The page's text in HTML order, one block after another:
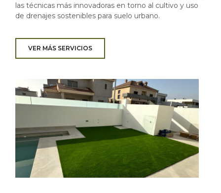
las técnicas más innovadoras en torno al cultivo y uso
de drenajes sostenibles para suelo urbano.
VER MÁS SERVICIOS